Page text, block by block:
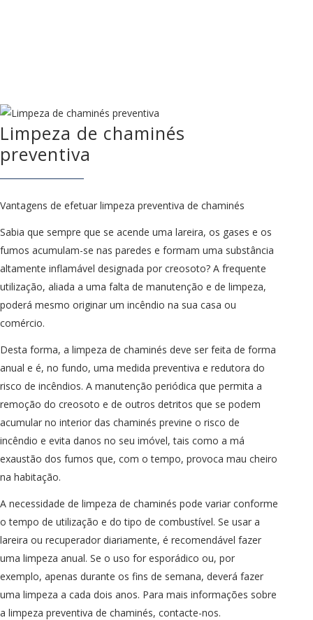
Limpeza de chaminés
preventiva
Vantagens de efetuar limpeza preventiva de chaminés
Sabia que sempre que se acende uma lareira, os gases e os
fumos acumulam-se nas paredes e formam uma substância
altamente inflamável designada por creosoto? A frequente
utilização, aliada a uma falta de manutenção e de limpeza,
poderá mesmo originar um incêndio na sua casa ou
comércio.
Desta forma, a limpeza de chaminés deve ser feita de forma
anual e é, no fundo, uma medida preventiva e redutora do
risco de incêndios. A manutenção periódica que permita a
remoção do creosoto e de outros detritos que se podem
acumular no interior das chaminés previne o risco de
incêndio e evita danos no seu imóvel, tais como a má
exaustão dos fumos que, com o tempo, provoca mau cheiro
na habitação.
A necessidade de limpeza de chaminés pode variar conforme
o tempo de utilização e do tipo de combustível. Se usar a
lareira ou recuperador diariamente, é recomendável fazer
uma limpeza anual. Se o uso for esporádico ou, por
exemplo, apenas durante os fins de semana, deverá fazer
uma limpeza a cada dois anos. Para mais informações sobre
a limpeza preventiva de chaminés, contacte-nos.